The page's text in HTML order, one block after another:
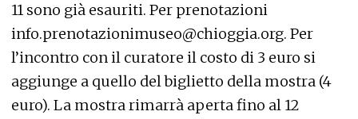
11 sono già esauriti. Per prenotazioni
info.prenotazionimuseo@chioggia.org. Per
l’incontro con il curatore il costo di 3 euro si
aggiunge a quello del biglietto della mostra (4
euro). La mostra rimarrà aperta fino al 12